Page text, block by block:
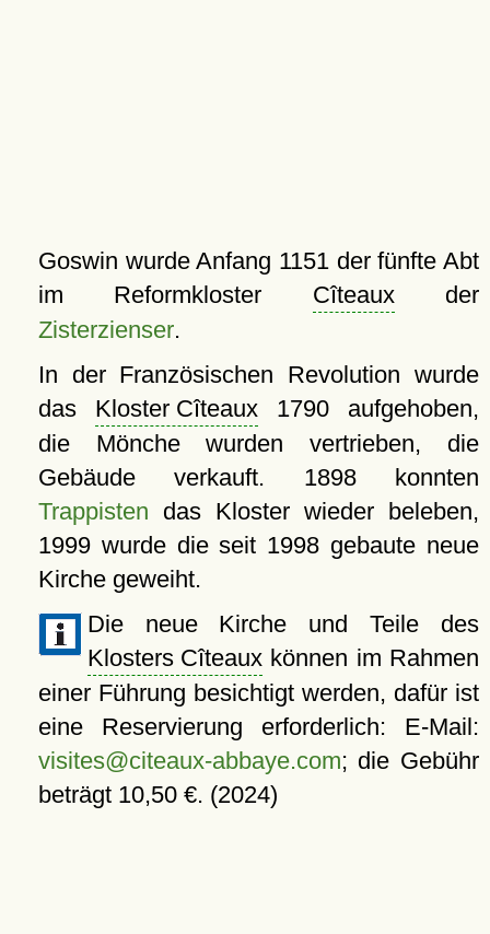
Goswin wurde Anfang 1151 der fünfte Abt
im Reformkloster Cîteauxder
Zisterzienser.
In der Französischen Revolution wurde
das Kloster Cîteaux1790 aufgehoben,
die Mönche wurden vertrieben, die
Gebäude verkauft. 1898 konnten
Trappisten das Kloster wieder beleben,
1999 wurde die seit 1998 gebaute neue
Kirche geweiht.
Die neue Kirche und Teile des
Klosters Cîteauxkönnen im Rahmen
einer Führung besichtigt werden, dafür ist
eine Reservierung erforderlich: E-Mail:
visites@citeaux-abbaye.com; die Gebühr
beträgt 10,50 €. (2024)